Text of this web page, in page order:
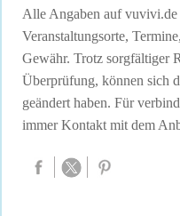
Alle Angaben auf
Veranstaltungsorte,
Gewähr. Trotz sorgfältiger
Überprüfung, können sich
geändert haben. Für
immer Kontakt mit dem